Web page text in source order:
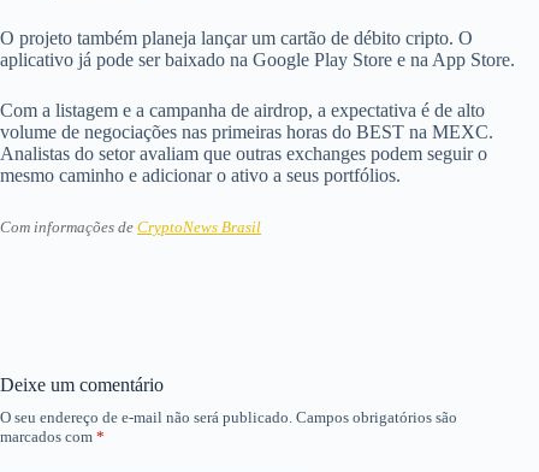
O projeto também planeja lançar um cartão de débito cripto. O
aplicativo já pode ser baixado na Google Play Store e na App Store.
Com a listagem e a campanha de airdrop, a expectativa é de alto
volume de negociações nas primeiras horas do BEST na MEXC.
Analistas do setor avaliam que outras exchanges podem seguir o
mesmo caminho e adicionar o ativo a seus portfólios.
Com informações de CryptoNews Brasil
Deixe um comentário
O seu endereço de e-mail não será publicado. Campos obrigatórios são
marcados com *